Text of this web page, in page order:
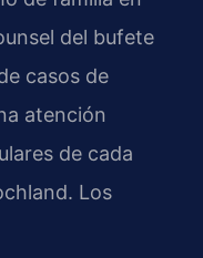
del bufete
casos de
atención
de cada
Los